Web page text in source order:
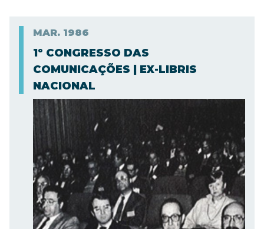
MAR. 1986
1º CONGRESSO DAS
COMUNICAÇÕES | EX-LIBRIS
NACIONAL